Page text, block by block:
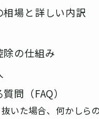
場と詳しい内訳
の仕組み
問（FAQ）
いた場合、何かしら